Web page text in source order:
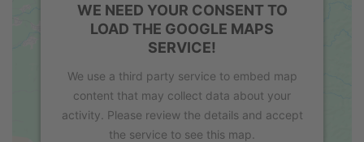
WE NEED YOUR CONSENT TO
LOAD THE GOOGLE MAPS
SERVICE!
We use a third party service to embed map
content that may collect data about your
activity. Please review the details and accept
the service to see this map.